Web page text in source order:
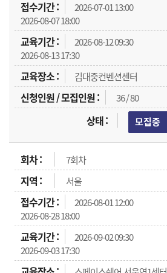
2026-07-01 13:00
2026-08-07 18:00
2026-08-12 09:30
2026-08-13 17:30
김대중컨벤션센터
36 / 80
모집중
7회차
서울
2026-08-01 12:00
2026-08-28 18:00
2026-09-02 09:30
2026-09-03 17:30